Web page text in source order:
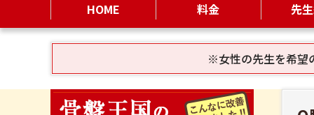
HOME 料金 先
※女性の先生を希望